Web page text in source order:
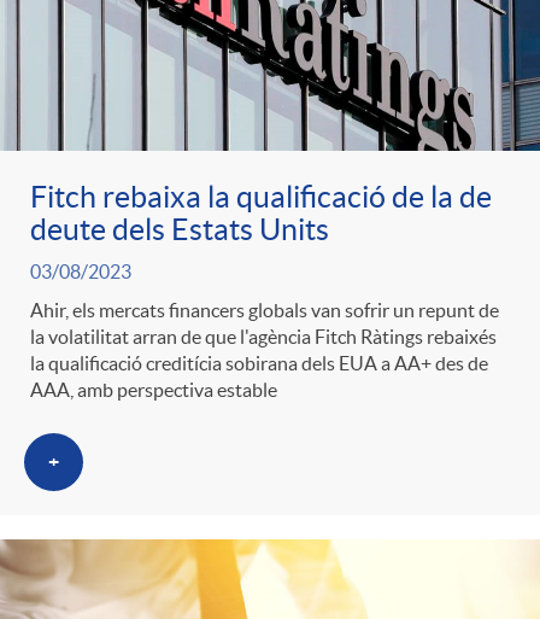
s
C
a
t
e
g
o
t
s
Fitch rebaixa la qualificació de la de
deute dels Estats Units
03/08/2023
Ahir, els mercats financers globals van sofrir un repunt de
la volatilitat arran de que l'agència Fitch Ràtings rebaixés
la qualificació creditícia sobirana dels EUA a AA+ des de
AAA, amb perspectiva estable
+